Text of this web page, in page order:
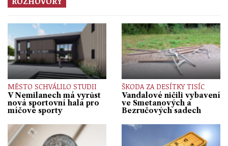
MĚSTO SCHVÁLILO STUDII
V Nemilanech má vyrůst
nová sportovní hala pro
míčové sporty
ŠKODA ZA DESÍTKY TISÍC
Vandalové ničili vybavení
ve Smetanových a
Bezručových sadech